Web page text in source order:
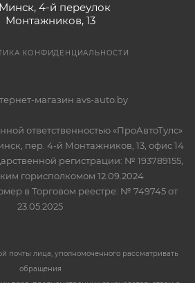
Минск, 4-й переулок
Монтажников, 13
КОНФИДЕНЦИАЛЬНОСТИ
магазин avs-auto.by
ответственностью «ПроАвтоТулс»
пер. 4-й Монтажников, 13, офис 14
регистрации: № 193789155,
горисполкомом 12.09.2024
в Торговом реестре: № 749745 от
23.05.2025
почты лица, уполномоченного рассматривать
обращения